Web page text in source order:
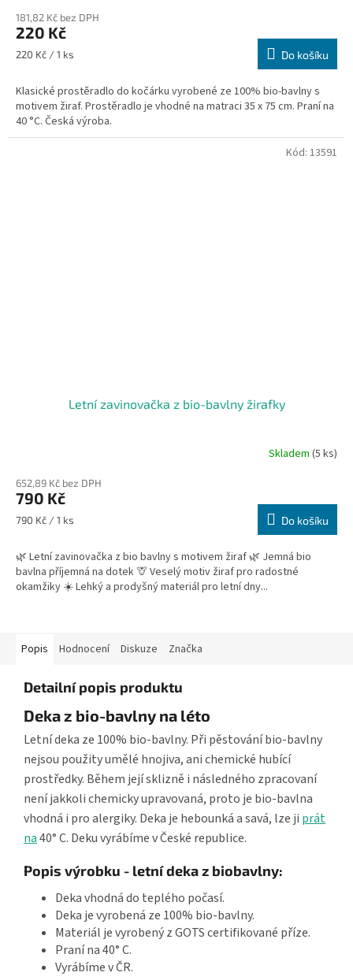
181,82 Kč bez DPH
220 Kč
Měrná
220 Kč / 1 ks Do košíku
Klasické prostěradlo do kočárku vyrobené ze 100% bio-bavlny s
motivem žiraf. Prostěradlo je vhodné na matraci 35 x 75 cm. Praní na
40 °C. Česká výroba.
Letní zavinovačka z bio-bavlny žirafky
Skladem (5 ks)
652,89 Kč bez DPH
790 Kč
Měrná
790 Kč / 1 ks Do košíku
🌿 Letní zavinovačka z bio bavlny s motivem žiraf 🌿 Jemná bio
bavlna příjemná na dotek 🦒 Veselý motiv žiraf pro radostné
okamžiky ☀️ Lehký a prodyšný materiál pro letní dny...
Kód: 13591
Popis Hodnocení Diskuze Značka
Detailní popis produktu
Deka z bio-bavlny na léto
Letní deka ze 100% bio-bavlny. Při pěstování bio-bavlny
nejsou použity umělé hnojiva, ani chemické hubící
prostředky. Během její sklizně i následného zpracovaní
není jakkoli chemicky upravovaná, proto je bio-bavlna
vhodná i pro alergiky. Deka je hebounká a savá, lze ji prát
na40° C. Deku vyrábíme v České republice.
Popis výrobku - letní deka z biobavlny:
Deka vhodná do teplého počasí.
Deka je vyrobená ze 100% bio-bavlny.
Materiál je vyrobený z GOTS certifikované příze.
Praní na 40° C.
Vyrábíme v ČR.